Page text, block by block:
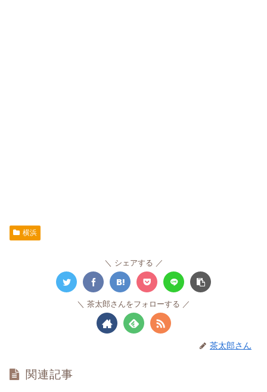
横浜
シェアする
茶太郎さんをフォローする
茶太郎さん
関連記事